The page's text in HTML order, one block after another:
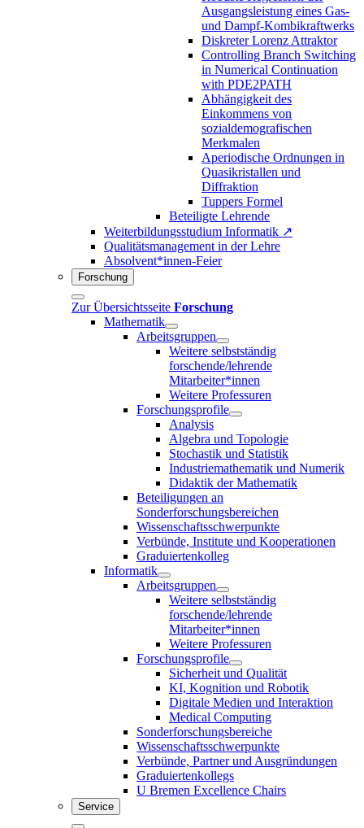
Ausgangsleistung eines Gas-
und Dampf-Kombikraftwerks
Diskreter Lorenz Attraktor
Controlling Branch Switching
in Numerical Continuation
with PDE2PATH
Abhängigkeit des
Einkommens von
sozialdemografischen
Merkmalen
Aperiodische Ordnungen in
Quasikristallen und
Diffraktion
Tuppers Formel
Beteiligte Lehrende
Weiterbildungsstudium Informatik ↗
Qualitätsmanagement in der Lehre
Absolvent*innen-Feier
Forschung
Zur Übersichtsseite Forschung
Mathematik
Arbeitsgruppen
Weitere selbstständig
forschende/lehrende
Mitarbeiter*innen
Weitere Professuren
Forschungsprofile
Analysis
Algebra und Topologie
Stochastik und Statistik
Industriemathematik und Numerik
Didaktik der Mathematik
Beteiligungen an
Sonderforschungsbereichen
Wissenschaftsschwerpunkte
Verbünde, Institute und Kooperationen
Graduiertenkolleg
Informatik
Arbeitsgruppen
Weitere selbstständig
forschende/lehrende
Mitarbeiter*innen
Weitere Professuren
Forschungsprofile
Sicherheit und Qualität
KI, Kognition und Robotik
Digitale Medien und Interaktion
Medical Computing
Sonderforschungsbereiche
Wissenschaftsschwerpunkte
Verbünde, Partner und Ausgründungen
Graduiertenkollegs
U Bremen Excellence Chairs
Service